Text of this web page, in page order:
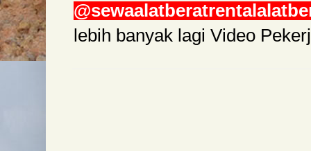
lebih banyak lagi Video